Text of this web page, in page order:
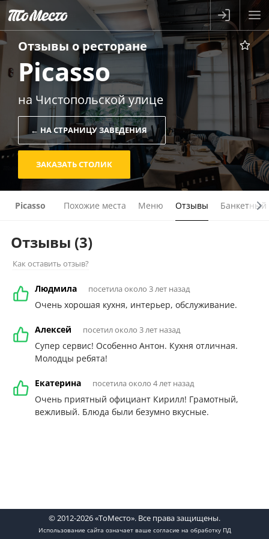
Отзывы оресторане
Picasso
на Чистопольской улице
← НА СТРАНИЦУ ЗАВЕДЕНИЯ
ЗАКАЗАТЬ СТОЛИК
Picasso Похожие места Меню Отзывы Банкетный
Отзывы (3)
Как оставить отзыв?
Людмила посетила около 3 лет назад
Очень хорошая кухня, интерьер, обслуживание.
Алексей посетил около 3 лет назад
Супер сервис! Особенно Антон. Кухня отличная.
Молодцы ребята!
Екатерина посетила около 4 лет назад
Очень приятный официант Кирилл! Грамотный,
вежливый. Блюда были безумно вкусные.
© 2012-2026 «ТоМесто». Все права защищены.
Использование сайта означает ваше согласие на обработку ПД